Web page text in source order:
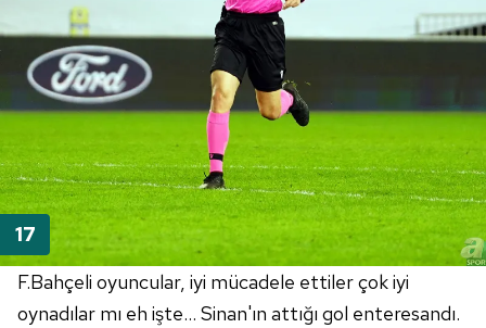
F.Bahçeli oyuncular, iyi mücadele ettiler çok iyi
oynadılar mı eh işte... Sinan'ın attığı gol enteresandı.